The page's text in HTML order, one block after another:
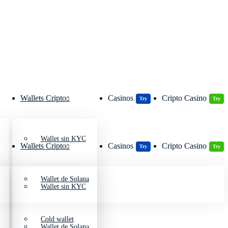
Wallets Cripto
Wallet sin KYC
Wallet de Solana
Cold wallet
Casinos Try Cripto Casino Try
Wallets Cripto
Wallet sin KYC
Casinos Try Cripto Casino Try